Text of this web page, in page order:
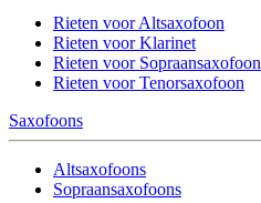
Rieten voor Altsaxofoon
Rieten voor Klarinet
Rieten voor Sopraansaxofoon
Rieten voor Tenorsaxofoon
Saxofoons
Altsaxofoons
Sopraansaxofoons